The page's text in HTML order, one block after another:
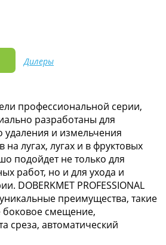
Дилеры
профессиональной серии,
разработаны для
удаления и измельчения
лугах, лугах и в фруктовых
подойдет не только для
работ, но и для ухода и
DOBERKMET PROFESSIONAL
преимущества, такие
боковое смещение,
среза, автоматический